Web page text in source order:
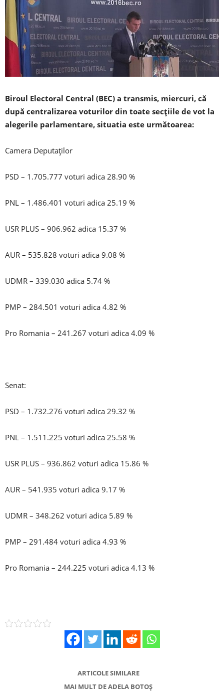
Biroul Electoral Central (BEC) a transmis, miercuri, că
după centralizarea voturilor din toate secțiile de vot la
alegerile parlamentare, situatia este următoarea:
Camera Deputaților
PSD – 1.705.777 voturi adica 28.90 %
PNL – 1.486.401 voturi adica 25.19 %
USR PLUS – 906.962 adica 15.37 %
AUR – 535.828 voturi adica 9.08 %
UDMR – 339.030 adica 5.74 %
PMP – 284.501 voturi adica 4.82 %
Pro Romania – 241.267 voturi adica 4.09 %
Senat:
PSD – 1.732.276 voturi adica 29.32 %
PNL – 1.511.225 voturi adica 25.58 %
USR PLUS – 936.862 voturi adica 15.86 %
AUR – 541.935 voturi adica 9.17 %
UDMR – 348.262 voturi adica 5.89 %
PMP – 291.484 voturi adica 4.93 %
Pro Romania – 244.225 voturi adica 4.13 %
ARTICOLE SIMILARE
MAI MULT DE ADELA BOTOȘ